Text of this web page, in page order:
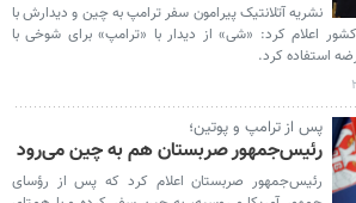
نشریه آتلانتیک پیرامون سفر ترامپ به چین و دیدارش با
اعلام کرد: «شی» از دیدار با «ترامپ» برای شوخی با
استفاده کرد.
پس از ترامپ و پوتین؛
رئیس‌جمهور صربستان هم به چین می‌رود
رئیس‌جمهور صربستان اعلام کرد که پس از رؤسای